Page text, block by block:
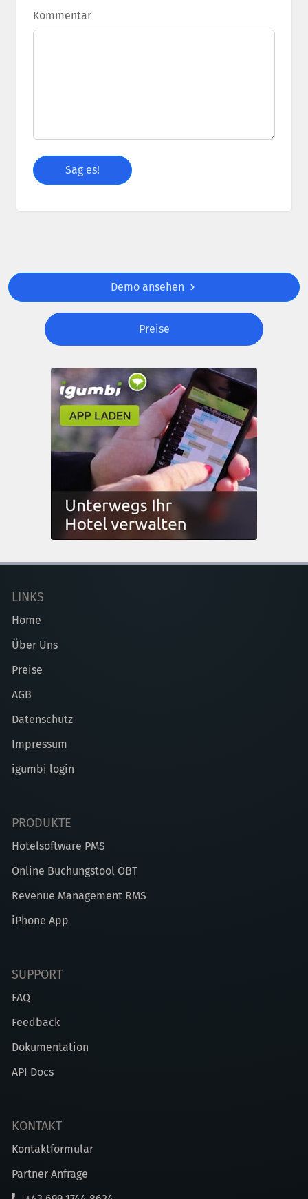
Kommentar
Demo ansehen
Preise
LINKS
Home
Über Uns
Preise
AGB
Datenschutz
Impressum
igumbi login
PRODUKTE
Hotelsoftware PMS
Online Buchungstool OBT
Revenue Management RMS
iPhone App
SUPPORT
FAQ
Feedback
Dokumentation
API Docs
KONTAKT
Kontaktformular
Partner Anfrage